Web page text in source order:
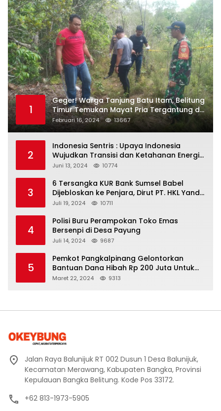
1
Geger! Warga Tanjung Batu Itam, Belitung
Timur Temukan Mayat Pria Tergantung di
Pohon
Februari 16, 2024 13667
2
Indonesia Sentris : Upaya Indonesia
Wujudkan Transisi dan Ketahanan Energi
yang Berkelanjutan
Juni 13, 2024 10774
3
6 Tersangka KUR Bank Sumsel Babel
Dijebloskan ke Penjara, Dirut PT. HKL Yandi
Mangkir dari Panggilan Kejati
Juli 19, 2024 10711
4
Polisi Buru Perampokan Toko Emas
Bersenpi di Desa Payung
Juli 14, 2024 9687
5
Pemkot Pangkalpinang Gelontorkan
Bantuan Dana Hibah Rp 200 Juta Untuk
Pembangunan Masjid H. Bakri
Maret 22, 2024 9313
Jalan Raya Balunijuk RT 002 Dusun 1 Desa Balunijuk,
Kecamatan Merawang, Kabupaten Bangka, Provinsi
Kepulauan Bangka Belitung. Kode Pos 33172.
+62 813-1973-5905